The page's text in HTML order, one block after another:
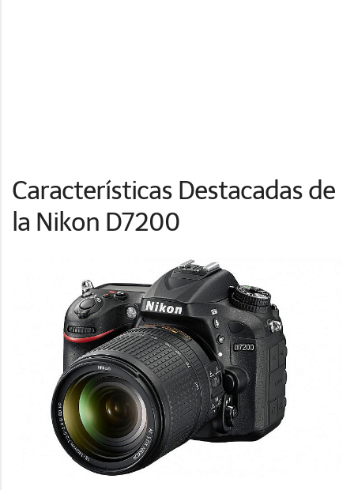
Características Destacadas de
la Nikon D7200